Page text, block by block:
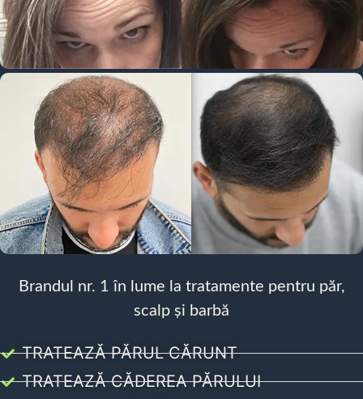
Brandul nr. 1 în lume la tratamente pentru păr,
scalp și barbă
TRATEAZĂ PĂRUL CĂRUNT
TRATEAZĂ CĂDEREA PĂRULUI